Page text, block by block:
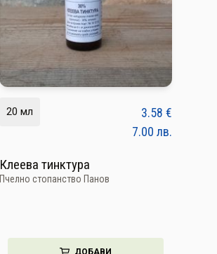
20 мл 3.58 €
7.00 лв.
Клеева тинктура
Пчелно стопанство Панов
ДОБАВИ